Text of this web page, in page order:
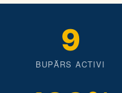
9
BUPĂRS ACTIVI